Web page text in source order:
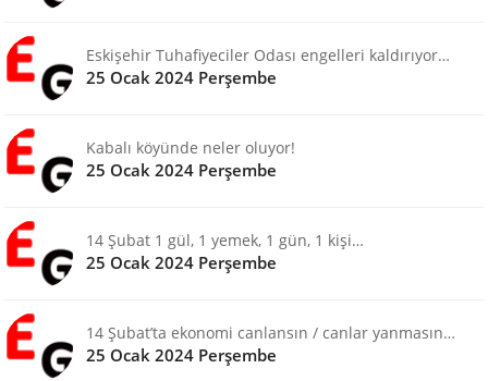
Eskişehir Tuhafiyeciler Odası engelleri kaldırıyor…
25 Ocak 2024 Perşembe
Kabalı köyünde neler oluyor!
25 Ocak 2024 Perşembe
14 Şubat 1 gül, 1 yemek, 1 gün, 1 kişi…
25 Ocak 2024 Perşembe
14 Şubat’ta ekonomi canlansın / canlar yanmasın…
25 Ocak 2024 Perşembe